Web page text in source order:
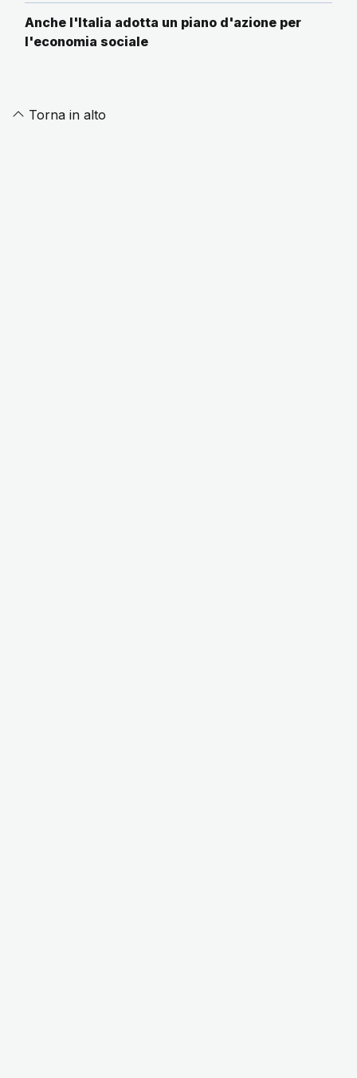
Anche l'Italia adotta un piano d'azione per
l'economia sociale
Torna in alto